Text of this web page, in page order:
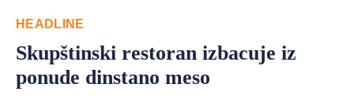
HEADLINE
Skupštinski restoran izbacuje iz
ponude dinstano meso